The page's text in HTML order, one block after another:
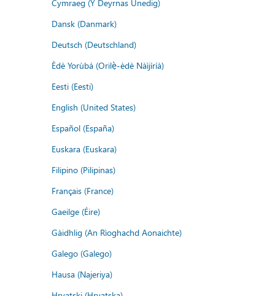
Cymraeg (Y Deyrnas Unedig)
Dansk (Danmark)
Deutsch (Deutschland)
Èdè Yorùbá (Orilẹ̀-èdè Nàìjíríà)
Eesti (Eesti)
English (United States)
Español (España)
Euskara (Euskara)
Filipino (Pilipinas)
Français (France)
Gaeilge (Éire)
Gàidhlig (An Rìoghachd Aonaichte)
Galego (Galego)
Hausa (Najeriya)